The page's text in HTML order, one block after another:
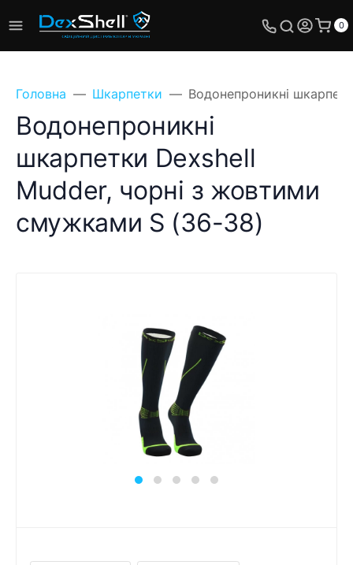
0
Головна Шкарпетки Водонепроникні
Водонепроникні
шкарпетки Dexshell
Mudder, чорні з жовтими
смужками S (36-38)